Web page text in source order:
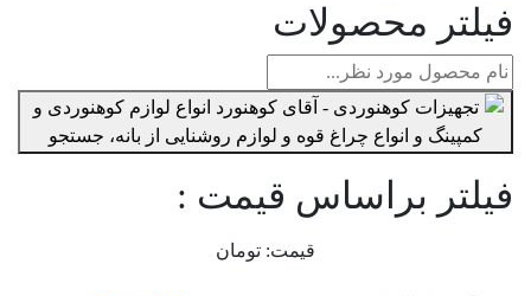
فیلتر محصولات
فیلتر براساس قیمت :
قیمت: تومان